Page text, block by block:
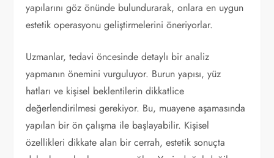
yapılarını göz önünde bulundurarak, onlara en uygun
estetik operasyonu geliştirmelerini öneriyorlar.
Uzmanlar, tedavi öncesinde detaylı bir analiz
yapmanın önemini vurguluyor. Burun yapısı, yüz
hatları ve kişisel beklentilerin dikkatlice
değerlendirilmesi gerekiyor. Bu, muayene aşamasında
yapılan bir ön çalışma ile başlayabilir. Kişisel
özellikleri dikkate alan bir cerrah, estetik sonuçta